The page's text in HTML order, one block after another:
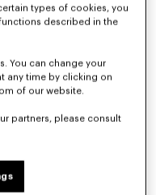
types of cookies, you
described in the
You can change your
any time by clicking on
of our website.
partners, please consult